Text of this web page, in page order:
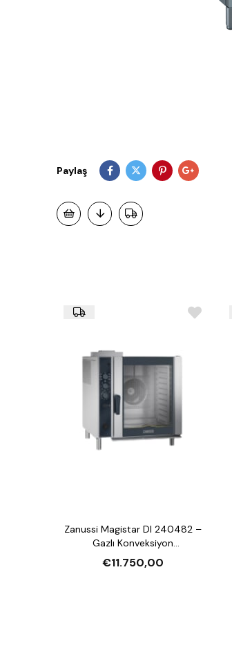
Paylaş
Zanussi Magistar DI 240482 –
Gazlı Konveksiyon
Nemlendirmeli Fırın (20xGN2/1,
Crosswise)
€11.750,00